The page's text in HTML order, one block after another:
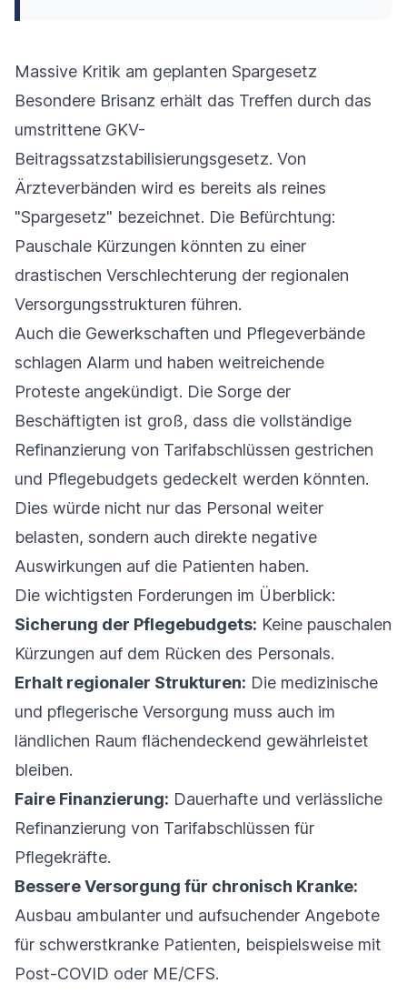
Massive Kritik am geplanten Spargesetz
Besondere Brisanz erhält das Treffen durch das
umstrittene GKV-
Beitragssatzstabilisierungsgesetz. Von
Ärzteverbänden wird es bereits als reines
"Spargesetz" bezeichnet. Die Befürchtung:
Pauschale Kürzungen könnten zu einer
drastischen Verschlechterung der regionalen
Versorgungsstrukturen führen.
Auch die Gewerkschaften und Pflegeverbände
schlagen Alarm und haben weitreichende
Proteste angekündigt. Die Sorge der
Beschäftigten ist groß, dass die vollständige
Refinanzierung von Tarifabschlüssen gestrichen
und Pflegebudgets gedeckelt werden könnten.
Dies würde nicht nur das Personal weiter
belasten, sondern auch direkte negative
Auswirkungen auf die Patienten haben.
Die wichtigsten Forderungen im Überblick:
Sicherung der Pflegebudgets: Keine pauschalen
Kürzungen auf dem Rücken des Personals.
Erhalt regionaler Strukturen: Die medizinische
und pflegerische Versorgung muss auch im
ländlichen Raum flächendeckend gewährleistet
bleiben.
Faire Finanzierung: Dauerhafte und verlässliche
Refinanzierung von Tarifabschlüssen für
Pflegekräfte.
Bessere Versorgung für chronisch Kranke:
Ausbau ambulanter und aufsuchender Angebote
für schwerstkranke Patienten, beispielsweise mit
Post-COVID oder ME/CFS.